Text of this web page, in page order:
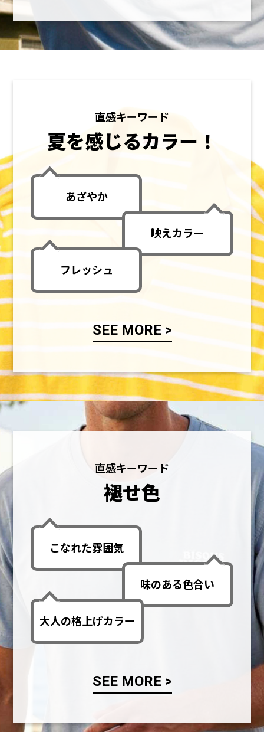
直感キーワード
夏を感じるカラー！
あざやか
映えカラー
フレッシュ
SEE MORE >
直感キーワード
褪せ色
こなれた雰囲気
味のある色合い
大人の格上げカラー
SEE MORE >